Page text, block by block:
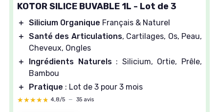
KOTOR SILICE BUVABLE 1L - Lot de 3
＋ Silicium Organique Français & Naturel
＋ Santé des Articulations, Cartilages, Os, Peau,
Cheveux, Ongles
＋
Ingrédients Naturels: Silicium, Ortie, Prêle,
Bambou
＋
Pratique : Lot de 3 pour 3 mois
★★★★★
★★★★★ 4,8/5 — 35 avis